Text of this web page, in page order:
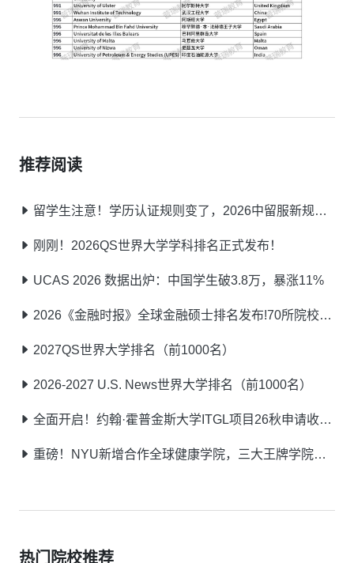
推荐阅读
留学生注意！学历认证规则变了，2026中留服新规提前了解不踩坑
刚刚！2026QS世界大学学科排名正式发布！
UCAS 2026 数据出炉：中国学生破3.8万，暴涨11%
2026《金融时报》全球金融硕士排名发布!70所院校荣耀登榜!
2027QS世界大学排名（前1000名）
2026-2027 U.S. News世界大学排名（前1000名）
全面开启！约翰·霍普金斯大学ITGL项目26秋申请收官，27春季申请通道已开放！
重磅！NYU新增合作全球健康学院，三大王牌学院部分硕士26秋仍可申请
热门院校推荐